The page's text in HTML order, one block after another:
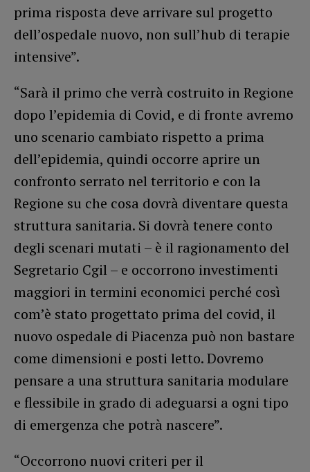
prima risposta deve arrivare sul progetto
dell’ospedale nuovo, non sull’hub di terapie
intensive”.
“Sarà il primo che verrà costruito in Regione
dopo l’epidemia di Covid, e di fronte avremo
uno scenario cambiato rispetto a prima
dell’epidemia, quindi occorre aprire un
confronto serrato nel territorio e con la
Regione su che cosa dovrà diventare questa
struttura sanitaria. Si dovrà tenere conto
degli scenari mutati – è il ragionamento del
Segretario Cgil – e occorrono investimenti
maggiori in termini economici perché così
com’è stato progettato prima del covid, il
nuovo ospedale di Piacenza può non bastare
come dimensioni e posti letto. Dovremo
pensare a una struttura sanitaria modulare
e flessibile in grado di adeguarsi a ogni tipo
di emergenza che potrà nascere”.
“Occorrono nuovi criteri per il